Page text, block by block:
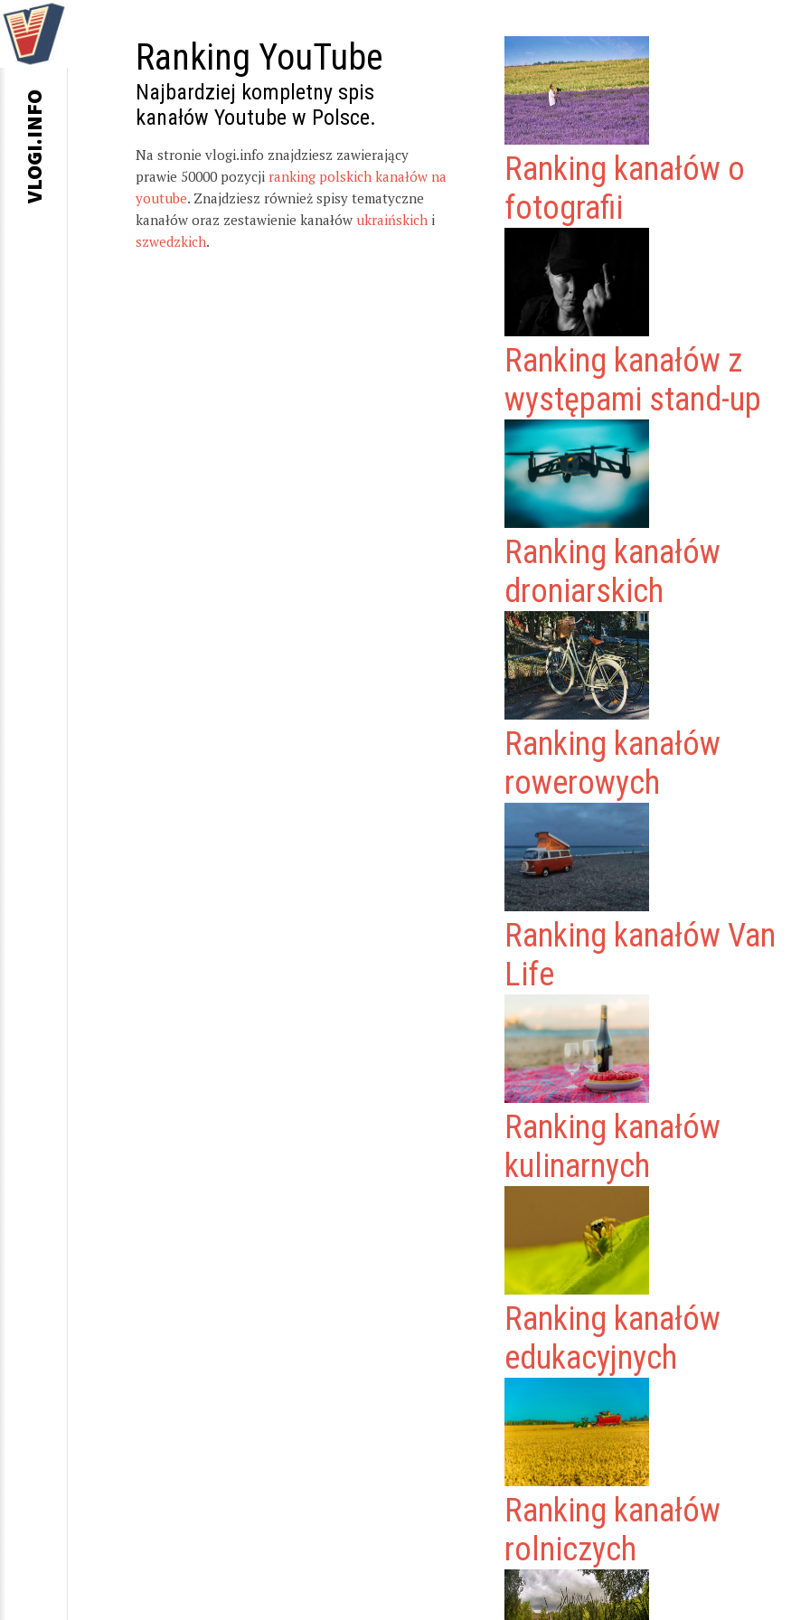
Ranking YouTube
Najbardziej kompletny spis
kanałów Youtube w Polsce.
Na stronie vlogi.info znajdziesz zawierający
prawie 50000 pozycji ranking polskich kanałów na
youtube. Znajdziesz również spisy tematyczne
kanałów oraz zestawienie kanałów ukraińskich i
szwedzkich.
Ranking kanałów o
fotografii
Ranking kanałów z
występami stand-up
Ranking kanałów
droniarskich
Ranking kanałów
rowerowych
Ranking kanałów Van
Life
Ranking kanałów
kulinarnych
Ranking kanałów
edukacyjnych
Ranking kanałów
rolniczych
VLOGI.INFO